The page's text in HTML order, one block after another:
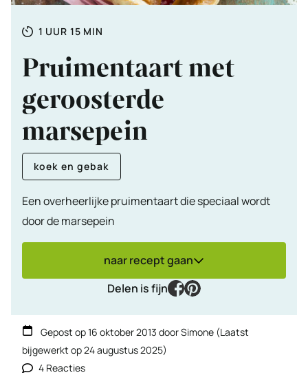
Totale
1 UUR
UUR 15MINUTEN
MIN
Pruimentaart met
geroosterde
marsepein
koek en gebak
Een overheerlijke pruimentaart die speciaal wordt
door de marsepein
naar recept gaan
Delen is fijn
facebook
pinterest
Gepost op16 oktober 2013 doorSimone (Laatst
bijgewerkt op24 augustus 2025)
4 Reacties